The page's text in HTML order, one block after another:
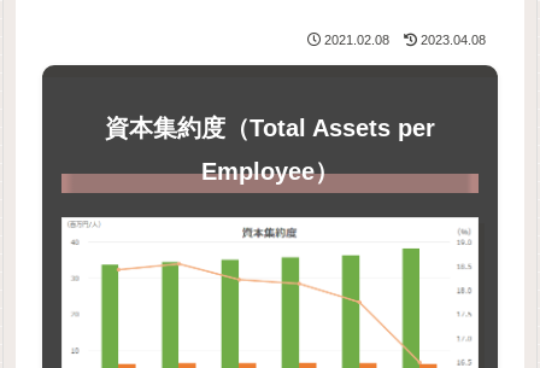
2021.02.08 2023.04.08
資本集約度（Total Assets per
Employee）